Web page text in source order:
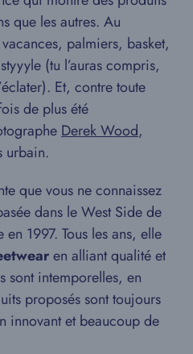
que les autres. Au
palmiers, basket,
(tu l’auras compris,
Et, contre toute
de plus été
Derek Wood,
urbain.
que vous ne connaissez
dans le West Side de
1997. Tous les ans, elle
en alliant qualité et
sont intemporelles, en
proposés sont toujours
innovant et beaucoup de